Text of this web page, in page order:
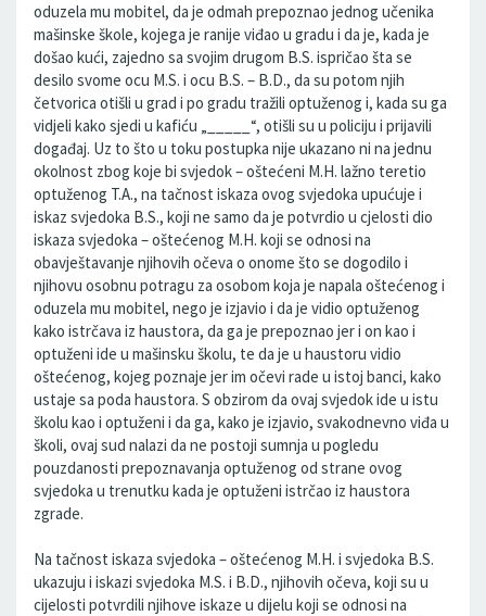
oduzela mu mobitel, da je odmah prepoznao jednog učenika
mašinske škole, kojega je ranije viđao u gradu i da je, kada je
došao kući, zajedno sa svojim drugom B.S. ispričao šta se
desilo svome ocu M.S. i ocu B.S. – B.D., da su potom njih
četvorica otišli u grad i po gradu tražili optuženog i, kada su ga
vidjeli kako sjedi u kafiću „_____“, otišli su u policiju i prijavili
događaj. Uz to što u toku postupka nije ukazano ni na jednu
okolnost zbog koje bi svjedok – oštećeni M.H. lažno teretio
optuženog T.A., na tačnost iskaza ovog svjedoka upućuje i
iskaz svjedoka B.S., koji ne samo da je potvrdio u cjelosti dio
iskaza svjedoka – oštećenog M.H. koji se odnosi na
obavještavanje njihovih očeva o onome što se dogodilo i
njihovu osobnu potragu za osobom koja je napala oštećenog i
oduzela mu mobitel, nego je izjavio i da je vidio optuženog
kako istrčava iz haustora, da ga je prepoznao jer i on kao i
optuženi ide u mašinsku školu, te da je u haustoru vidio
oštećenog, kojeg poznaje jer im očevi rade u istoj banci, kako
ustaje sa poda haustora. S obzirom da ovaj svjedok ide u istu
školu kao i optuženi i da ga, kako je izjavio, svakodnevno viđa u
školi, ovaj sud nalazi da ne postoji sumnja u pogledu
pouzdanosti prepoznavanja optuženog od strane ovog
svjedoka u trenutku kada je optuženi istrčao iz haustora
zgrade.
Na tačnost iskaza svjedoka – oštećenog M.H. i svjedoka B.S.
ukazuju i iskazi svjedoka M.S. i B.D., njihovih očeva, koji su u
cijelosti potvrdili njihove iskaze u dijelu koji se odnosi na